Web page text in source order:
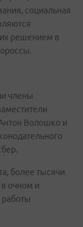
социальная
решением в
члены
Волошко и
более тысячи
очном и